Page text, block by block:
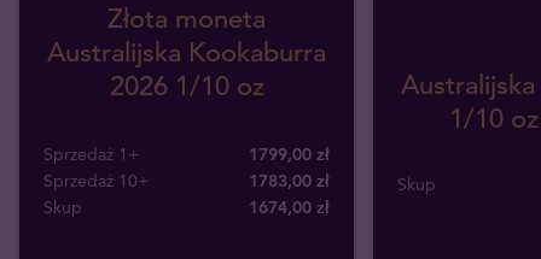
Złota moneta
Australijska Kookaburra
2026 1/10 oz
Sprzedaż 1+
1799,00 zł
Sprzedaż 10+
1783,00 zł
Skup
1674,00 zł
1/10
Skup